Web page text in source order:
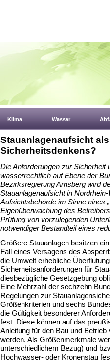
Klima Wasser
Stauanlagenaufsicht
Sicherheitsdenkens?
Die Anforderungen zur Sicherheit
wasserrechtlich auf Ebene der
Bezirksregierung Arnsberg wird
Stauanlagenaufsicht in
Aufsichtsbehörde im Sinne eines
Eigenüberwachung des
Prüfung von vorzulegenden
notwendiger Bestandteil eines
Größere Stauanlagen besitzen
Fall eines Versagens des
die Umwelt erhebliche
Sicherheitsanforderungen für
diesbezügliche Gesetzgebung
Eine Mehrzahl der sechzehn
Regelungen zur
Größenkriterien und sechs
die Gültigkeit besonderer
fest. Diese können auf das
Anleitung für den Bau und
werden. Als Größenmerkmale
unterschiedlichem Bezug) und
Hochwasser- oder Kronenstau